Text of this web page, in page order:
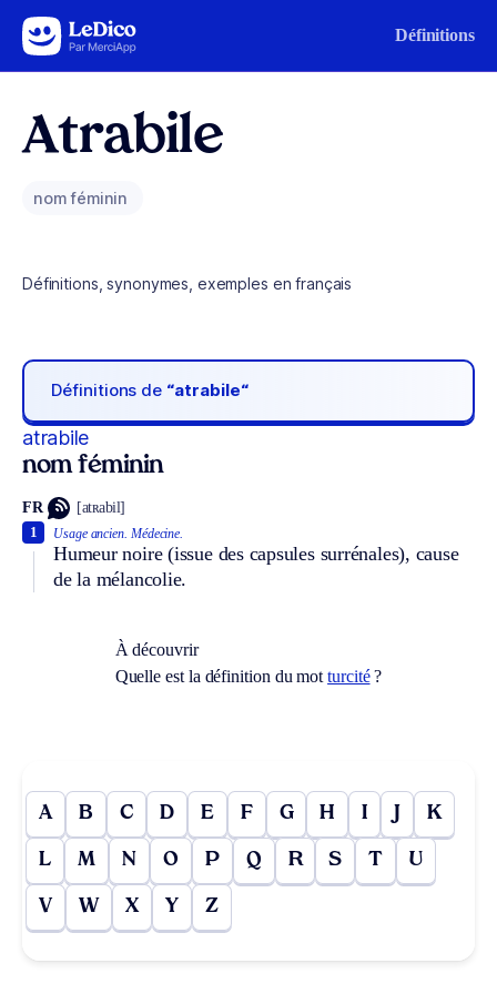
Aller au contenu Définitions
Atrabile
nom féminin
Définitions, synonymes, exemples en français
Définitions de “atrabile“
atrabile
nom féminin
FR [atʀabil]
Usage ancien. Médecine.
Humeur noire (issue des capsules surrénales), cause
de la mélancolie.
1
À découvrir
Quelle est la définition du motturcité?
A B C D E F G H I J K
L M N O P Q R S T U
V W X Y Z